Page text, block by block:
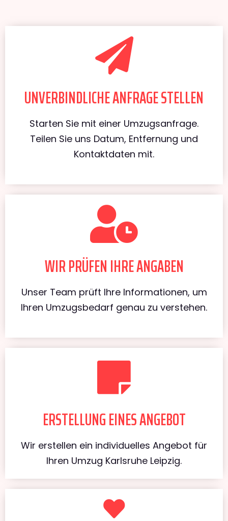
UNVERBINDLICHE ANFRAGE STELLEN
Starten Sie mit einer Umzugsanfrage.
Teilen Sie uns Datum, Entfernung und
Kontaktdaten mit.
WIR PRÜFEN IHRE ANGABEN
Unser Team prüft Ihre Informationen, um
Ihren Umzugsbedarf genau zu verstehen.
ERSTELLUNG EINES ANGEBOT
Wir erstellen ein individuelles Angebot für
Ihren Umzug Karlsruhe Leipzig.